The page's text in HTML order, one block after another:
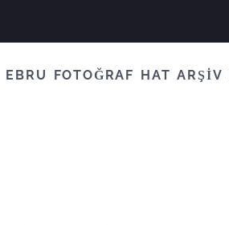
EBRU FOTOĞRAF HAT ARŞİV